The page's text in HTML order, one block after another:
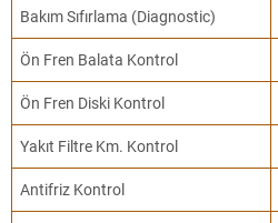
Bakım Sıfırlama (Diagnostic)
Ön Fren Balata Kontrol
Ön Fren Diski Kontrol
Yakıt Filtre Km. Kontrol
Antifriz Kontrol